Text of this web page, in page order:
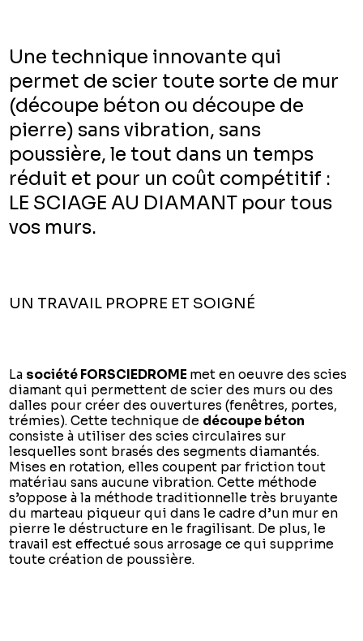
Une technique innovante qui
permet de scier toute sorte de mur
(découpe béton ou découpe de
pierre) sans vibration, sans
poussière, le tout dans un temps
réduit et pour un coût compétitif :
LE SCIAGE AU DIAMANT pour tous
vos murs.
UN TRAVAIL PROPRE ET SOIGNÉ
La société FORSCIEDROME met en oeuvre des scies
diamant qui permettent de scier des murs ou des
dalles pour créer des ouvertures (fenêtres, portes,
trémies). Cette technique de découpe béton
consiste à utiliser des scies circulaires sur
lesquelles sont brasés des segments diamantés.
Mises en rotation, elles coupent par friction tout
matériau sans aucune vibration. Cette méthode
s’oppose à la méthode traditionnelle très bruyante
du marteau piqueur qui dans le cadre d’un mur en
pierre le déstructure en le fragilisant. De plus, le
travail est effectué sous arrosage ce qui supprime
toute création de poussière.